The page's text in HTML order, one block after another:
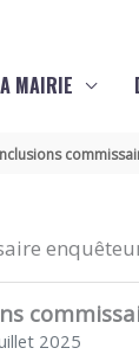
MAIRIE
2025